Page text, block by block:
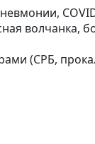
волчанка,
(СРБ,